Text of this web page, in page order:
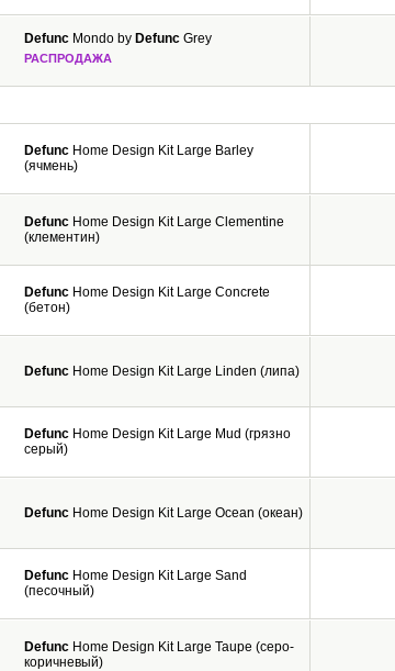
акустику двух размеров:
цвете и на медной подставке;
на серебряной подставке.
Defunc Mondo by Defunc Grey
РАСПРОДАЖА
Defunc Home Design Kit Large Barley
(ячмень)
Defunc Home Design Kit Large Clementine
(клементин)
Defunc Home Design Kit Large Concrete
(бетон)
Defunc Home Design Kit Large Linden (липа)
Defunc Home Design Kit Large Mud (грязно
серый)
Defunc Home Design Kit Large Ocean (океан)
Defunc Home Design Kit Large Sand
(песочный)
Defunc Home Design Kit Large Taupe (серо-
коричневый)